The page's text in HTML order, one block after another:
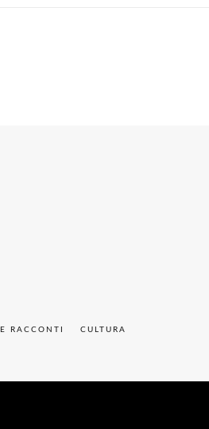
RACCONTI
CULTURA